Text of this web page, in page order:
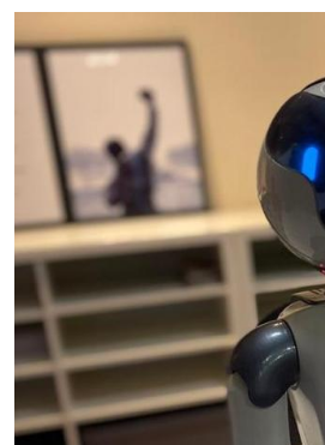
Ministério do Desenvolvimento Regional
Controladoria-Geral da União
Ministério da Mulher, da Família e dos Direitos
Secretaria-Geral
Secretaria de Governo
Gabinete de Segurança Institucional
Advocacia-Geral da União